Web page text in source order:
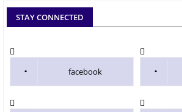
STAY CONNECTED
facebook